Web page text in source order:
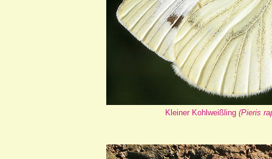
Kleiner Kohlweißling (Pieris